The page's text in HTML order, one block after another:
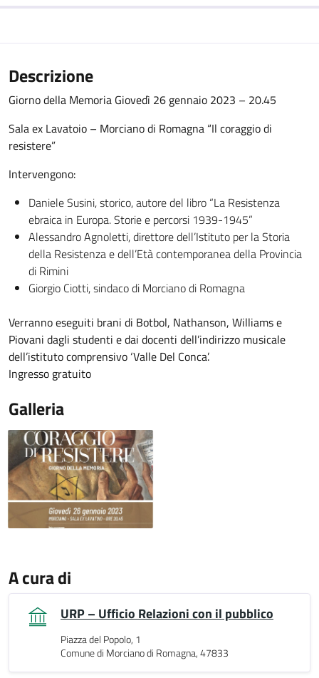
Descrizione
Giorno della Memoria Giovedì 26 gennaio 2023 – 20.45
Sala ex Lavatoio – Morciano di Romagna “Il coraggio di
resistere”
Intervengono:
Daniele Susini, storico, autore del libro “La Resistenza
ebraica in Europa. Storie e percorsi 1939-1945”
Alessandro Agnoletti, direttore dell’Istituto per la Storia
della Resistenza e dell’Età contemporanea della Provincia
di Rimini
Giorgio Ciotti, sindaco di Morciano di Romagna
Verranno eseguiti brani di Botbol, Nathanson, Williams e
Piovani dagli studenti e dai docenti dell’indirizzo musicale
dell’istituto comprensivo ‘Valle Del Conca’.
Ingresso gratuito
Galleria
A cura di
URP – Ufficio Relazioni con il pubblico
Piazza del Popolo, 1
Comune di Morciano di Romagna, 47833